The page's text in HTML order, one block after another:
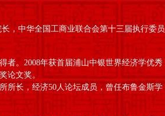
，中华全国工商业联合会第十三届执行委员
。2008年获首届浦山中银世界经济学优秀
论文奖。
长，经济50人论坛成员，曾任布鲁金斯学